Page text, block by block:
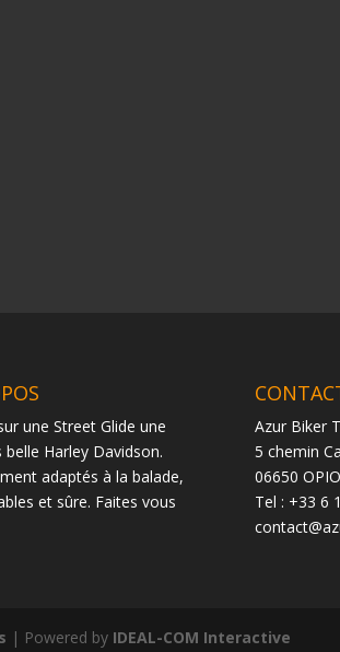
une Street Glide une
belle Harley Davidson.
adaptés à la balade,
et sûre. Faites vous
Azur Biker
5 chemin
06650 OPIO
Tel : +33 6
| Powered by IDEAL-COM Interactive